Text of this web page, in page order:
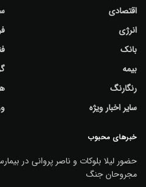
اقتصادی
انرژی
بانک
بیمه
رنگارنگ
سایر اخبار ویژه
خبرهای محبوب
حضور لیلا بلوکات و ناصر پروانی در
مجروحان جنگ